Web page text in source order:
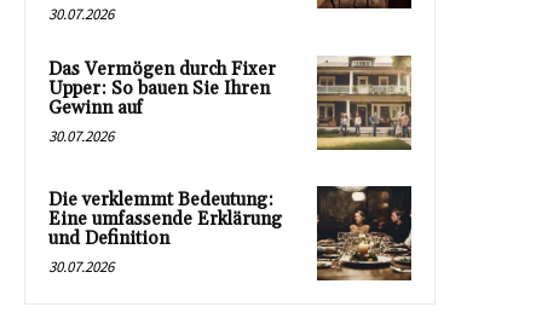
30.07.2026
Das Vermögen durch Fixer
Upper: So bauen Sie Ihren
Gewinn auf
30.07.2026
Die verklemmt Bedeutung:
Eine umfassende Erklärung
und Definition
30.07.2026